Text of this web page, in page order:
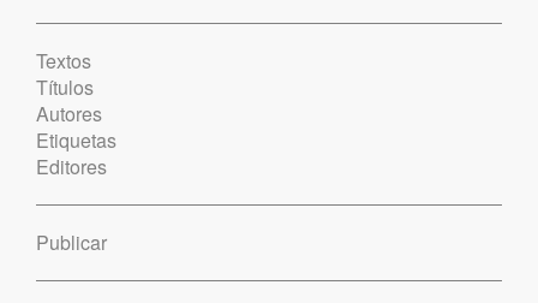
Textos
Títulos
Autores
Etiquetas
Editores
Publicar